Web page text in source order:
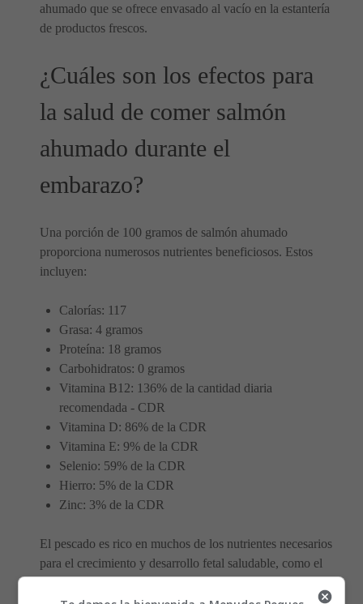
ahumado que se ofrece envasado al vacío en la estantería
de productos frescos.
¿Cuáles son los efectos para
la salud de comer salmón
ahumado durante el
embarazo?
Una porción de 100 gramos de salmón ahumado
proporciona numerosos nutrientes beneficiosos. Estos
incluyen:
Calorías: 117
Grasa: 4 gramos
Proteína: 18 gramos
Carbohidratos: 0 gramos
Vitamina B12: 136% de la cantidad diaria
recomendada - CDR
Vitamina D: 86% de la CDR
Vitamina E: 9% de la CDR
Selenio: 59% de la CDR
Hierro: 5% de la CDR
Zinc: 3% de la CDR
El pescado es rico en muchos de los nutrientes necesarios
para el crecimiento y desarrollo fetal saludable, como el